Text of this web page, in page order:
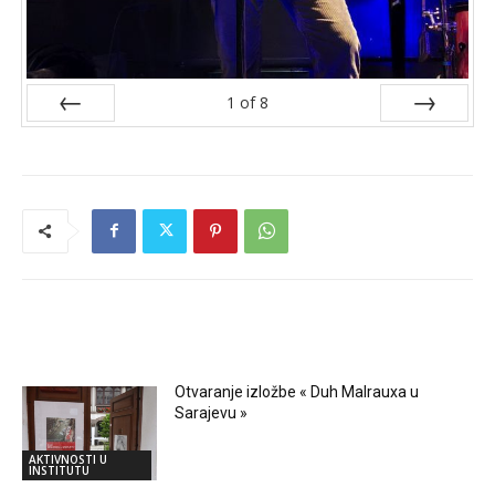
1 of 8
AKTIVNOSTI U
INSTITUTU
Otvaranje izložbe « Duh Malrauxa u
Sarajevu »